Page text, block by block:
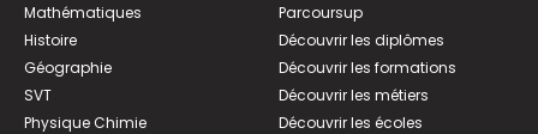
Mathématiques
Histoire
Géographie
SVT
Physique Chimie
Parcoursup
Découvrir les diplômes
Découvrir les formations
Découvrir les métiers
Découvrir les écoles